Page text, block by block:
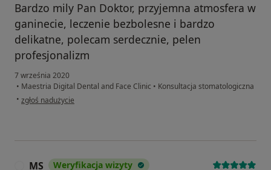
Bardzo mily Pan Doktor, przyjemna atmosfera w
ganinecie, leczenie bezbolesne i bardzo
delikatne, polecam serdecznie, pelen
profesjonalizm
7 września 2020
• Maestria Digital Dental and Face Clinic • Konsultacja stomatologiczna
• w opinii użytkownika Aneta
zgłoś nadużycie
MS Weryfikacja wizyty